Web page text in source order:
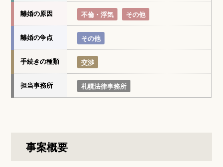
離婚の原因 不倫・浮気 その他
離婚の争点 その他
手続きの種類 交渉
担当事務所 札幌法律事務所
事案概要